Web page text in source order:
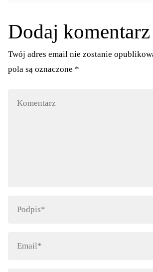
Dodaj komentarz
Twój adres email nie zostanie
pola są oznaczone *